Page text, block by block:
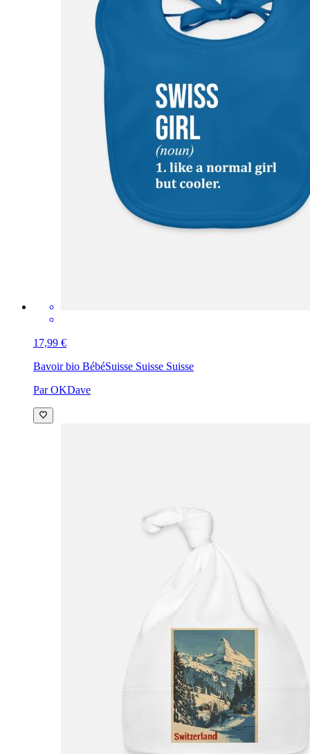
17,99 €
Bavoir bio BébéSuisse Suisse Suisse
Par OKDave